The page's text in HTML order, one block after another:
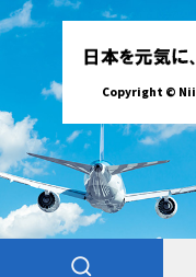
Copyright ©